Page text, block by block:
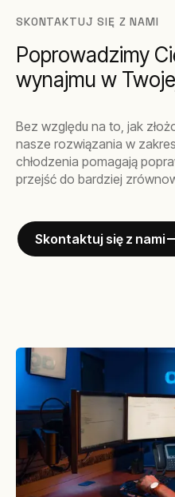
SKONTAKTUJ SIĘ Z NAMI
Poprowadzimy
wynajmu w
Bez względu na to, jak
nasze rozwiązania w
chłodzenia pomagają
przejść do bardziej
Skontaktuj się z nami